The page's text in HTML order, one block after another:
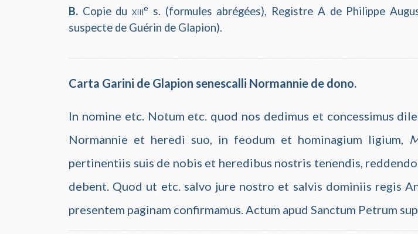
B. Copie duxiiies. (formules abrégées), Registre A de Philippe
suspecte de Guérin de Glapion).
Carta Garini de Glapion senescalli Normannie de dono.
In nomine etc. Notum etc. quod nos dedimus et concessimus
Normannie et heredi suo, in feodum et hominagium ligium,
pertinentiis suis de nobis et heredibus nostris tenendis,
debent. Quod ut etc. salvo jure nostro et salvis dominiis regis
presentem paginam confirmamus. Actum apud Sanctum Petrum